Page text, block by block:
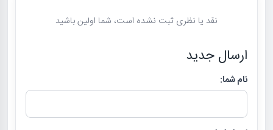
نقد یا نظری ثبت نشده است، شما اولین باشید
ارسال جدید
نام شما: